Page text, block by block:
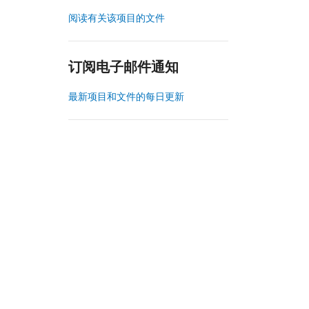
阅读有关该项目的文件
订阅电子邮件通知
最新项目和文件的每日更新